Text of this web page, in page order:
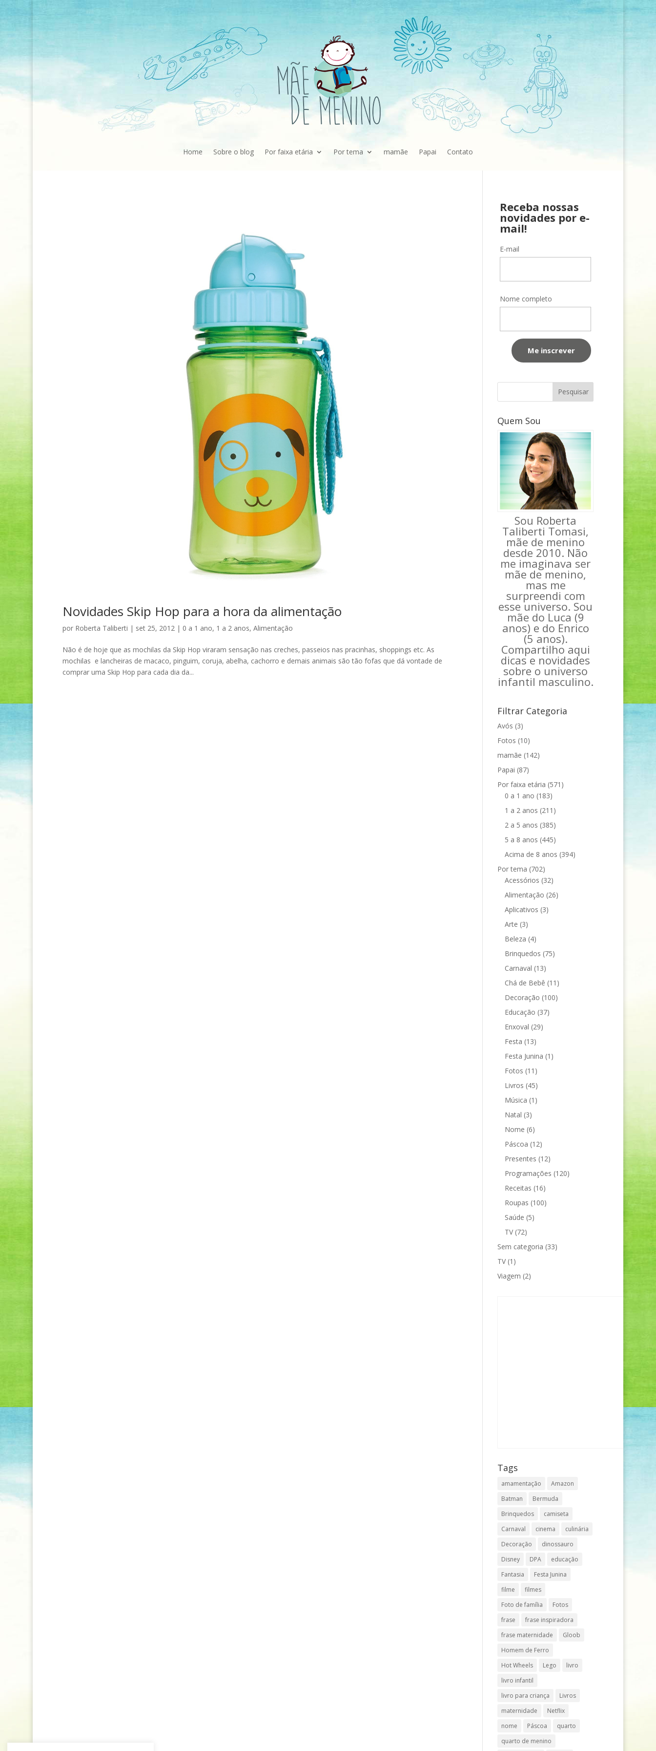
Home Sobre o blog Por faixa etária Por tema mamãe Papai Contato
Novidades Skip Hop para a hora da alimentação
por Roberta Taliberti | set 25, 2012| 0 a 1 ano, 1 a 2 anos, Alimentação
Não é de hoje que as mochilas da Skip Hop viraram sensação nas creches, passeios nas pracinhas, shoppings etc. As
mochilas e lancheiras de macaco, pinguim, coruja, abelha, cachorro e demais animais são tão fofas que dá vontade de
comprar uma Skip Hop para cada dia da...
Receba nossas
novidades por e-
mail!
E-mail
Nome completo
Quem Sou
Sou Roberta
Taliberti Tomasi,
mãe de menino
desde 2010. Não
me imaginava ser
mãe de menino,
mas me
surpreendi com
esse universo. Sou
mãe do Luca (9
anos) e do Enrico
(5 anos).
Compartilho aqui
dicas e novidades
sobre o universo
infantil masculino.
Filtrar Categoria
Avós (3)
Fotos (10)
mamãe (142)
Papai (87)
Por faixa etária (571)
0 a 1 ano (183)
1 a 2 anos (211)
2 a 5 anos (385)
5 a 8 anos (445)
Acima de 8 anos (394)
Por tema (702)
Acessórios (32)
Alimentação (26)
Aplicativos (3)
Arte (3)
Beleza (4)
Brinquedos (75)
Carnaval (13)
Chá de Bebê (11)
Decoração (100)
Educação (37)
Enxoval (29)
Festa (13)
Festa Junina (1)
Fotos (11)
Livros (45)
Música (1)
Natal (3)
Nome (6)
Páscoa (12)
Presentes (12)
Programações (120)
Receitas (16)
Roupas (100)
Saúde (5)
TV(72)
Sem categoria (33)
TV(1)
Viagem (2)
Tags
amamentação
Amazon
Batman
Bermuda
Brinquedos
camiseta
Carnaval
cinema
culinária
Decoração
dinossauro
Disney
DPA
educação
Fantasia
Festa Junina
filme
filmes
Foto de família
Fotos
frase
frase inspiradora
frase maternidade
Gloob
Homem de Ferro
Hot Wheels
Lego
livro
livro infantil
livro para criança
Livros
maternidade
Netflix
nome
Páscoa
quarto
quarto de menino